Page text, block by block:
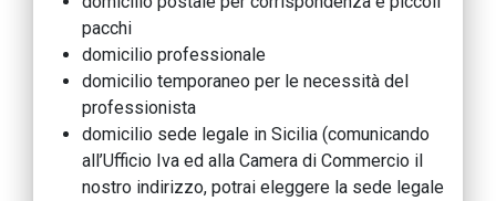
pacchi
domicilio professionale
domicilio temporaneo per le necessità del
professionista
domicilio sede legale in Sicilia (comunicando
all’Ufficio Iva ed alla Camera di Commercio il
nostro indirizzo, potrai eleggere la sede legale